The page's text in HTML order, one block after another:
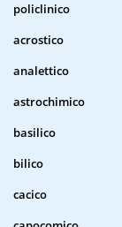
policlinico
acrostico
analettico
astrochimico
basilico
bilico
cacico